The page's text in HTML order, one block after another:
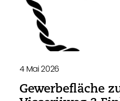
4 Mai 2026
Gewerbefläche